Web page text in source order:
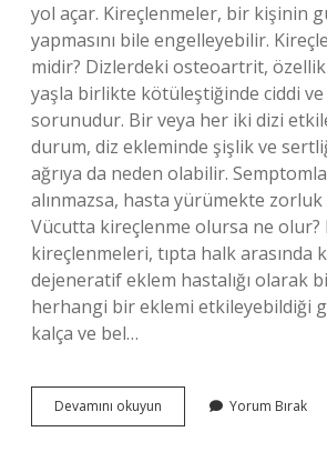
yol açar. Kireçlenmeler, bir kişinin
yapmasını bile engelleyebilir.
midir? Dizlerdeki osteoartrit,
yaşla birlikte kötüleştiğinde ciddi ve
sorunudur. Bir veya her iki dizi
durum, diz ekleminde şişlik ve
ağrıya da neden olabilir.
alınmazsa, hasta yürümekte zorluk
Vücutta kireçlenme olursa ne olur?
kireçlenmeleri, tıpta halk arasında
dejeneratif eklem hastalığı olarak
herhangi bir eklemi etkileyebildiği
kalça ve bel…
Devamını okuyun Kireçlenme
Neye
Yorum Bırak